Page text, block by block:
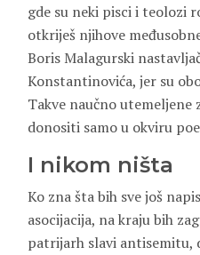
gde su neki pisci i teolozi
otkriješ njihove
Boris Malagurski
Konstantinovića, jer su
Takve naučno utemeljene
donositi samo u okviru
I nikom ništa
Ko zna šta bih sve još
asocijacija, na kraju bih
patrijarh slavi antisemitu,